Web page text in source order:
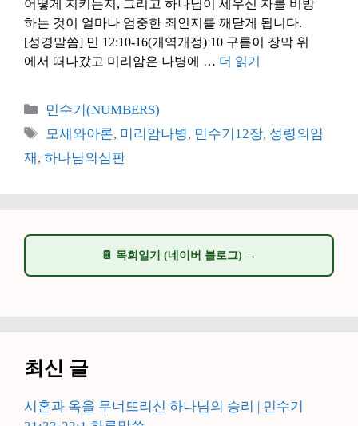
어떻게 지키는지, 그리고 하나님이 세우신 자를 비방
하는 것이 얼마나 엄중한 죄인지를 깨닫게 됩니다.
[성경말씀] 민 12:10-16(개역개정) 10 구름이 장막 위
에서 떠나갔고 미리암은 나병에 … 더 읽기
카
테
리
민수기(NUMBERS)
태
그
모세와아론, 미리암나병, 민수기12장, 성령의임
재 , 하나님의심판
📔 목회일기 (네이버 블로그) →
최신 글
시혼과 옥을 무너뜨리신 하나님의 승리 | 민수기